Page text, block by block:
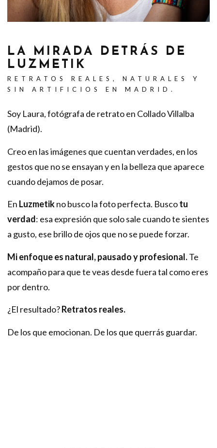
LA MIRADA DETRÁS DE
LUZMETIK
RETRATOS REALES, NATURALES Y
SIN ARTIFICIOS EN MADRID.
Soy Laura, fotógrafa de retrato en Collado Villalba
(Madrid).
Creo en las imágenes que cuentan verdades, en los
gestos que no se ensayan y en la belleza que aparece
cuando dejamos de posar.
En Luzmetikno busco la foto perfecta. Buscotu
verdad: esa expresión que solo sale cuando te sientes
a gusto, ese brillo de ojos que no se puede forzar.
Mi enfoque es natural, pausado y profesional.Te
acompaño para que te veas desde fuera tal como eres
por dentro.
¿El resultado?Retratos reales.
De los que emocionan. De los que querrás guardar.